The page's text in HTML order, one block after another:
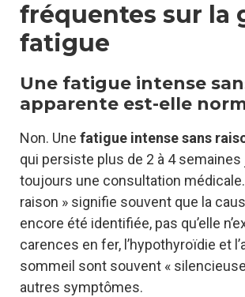
fréquentes sur la
fatigue
Une fatigue intense
apparente est-elle
Non. Une fatigue intense sans
qui persiste plus de 2 à 4
toujours une consultation médicale.
raison » signifie souvent que la
encore été identifiée, pas qu’elle
carences en fer, l’hypothyroïdie et
sommeil sont souvent «
autres symptômes.